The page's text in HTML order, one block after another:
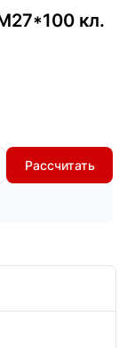
кл.
Рассчитать